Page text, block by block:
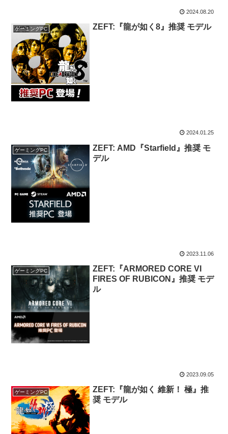
2024.08.20
ゲーミングPC ZEFT:『龍が如く8』推奨 モデル
2024.01.25
ゲーミングPC
ZEFT: AMD『Starfield』推奨 モ
デル
2023.11.06
ゲーミングPC
ZEFT:『ARMORED CORE VI
FIRES OF RUBICON』推奨 モデ
ル
2023.09.05
ゲーミングPC
ZEFT:『龍が如く 維新！ 極』推
奨 モデル